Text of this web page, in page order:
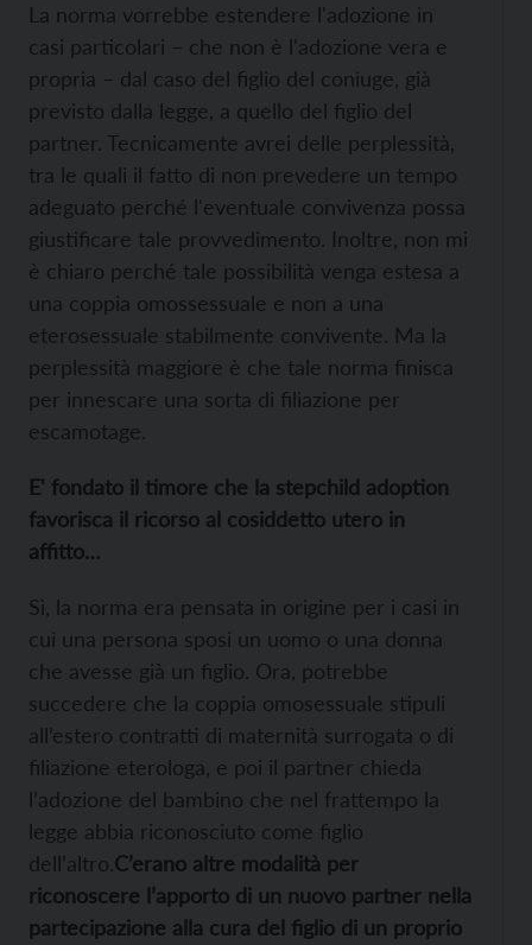
La norma vorrebbe estendere l'adozione in
casi particolari – che non è l'adozione vera e
propria – dal caso del figlio del coniuge, già
previsto dalla legge, a quello del figlio del
partner. Tecnicamente avrei delle perplessità,
tra le quali il fatto di non prevedere un tempo
adeguato perché l'eventuale convivenza possa
giustificare tale provvedimento. Inoltre, non mi
è chiaro perché tale possibilità venga estesa a
una coppia omossessuale e non a una
eterosessuale stabilmente convivente. Ma la
perplessità maggiore è che tale norma finisca
per innescare una sorta di filiazione per
escamotage.
E' fondato il timore che la stepchild adoption
favorisca il ricorso al cosiddetto utero in
affitto…
Sì, la norma era pensata in origine per i casi in
cui una persona sposi un uomo o una donna
che avesse già un figlio. Ora, potrebbe
succedere che la coppia omosessuale stipuli
all’estero contratti di maternità surrogata o di
filiazione eterologa, e poi il partner chieda
l’adozione del bambino che nel frattempo la
legge abbia riconosciuto come figlio
dell’altro.C’erano altre modalità per
riconoscere l’apporto di un nuovo partner nella
partecipazione alla cura del figlio di un proprio